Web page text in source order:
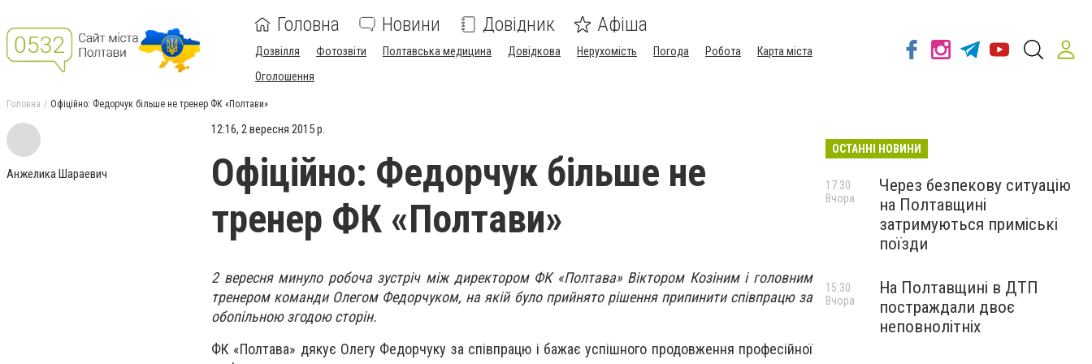
Головна Новини Довідник Афіша
Дозвілля Фотозвіти Полтавська медицина Довідкова Нерухомість Погода Робота
Карта міста
Оголошення
Головна Офіційно: Федорчук більше не тренер ФК «Полтави»
Анжелика Шараевич
12:16, 2 вересня 2015 р.
Офіційно: Федорчук більше не
тренер ФК «Полтави»
2 вересня минуло робоча зустріч між директором ФК «Полтава» Віктором Козіним і головним
тренером команди Олегом Федорчуком, на якій було прийнято рішення припинити співпрацю за
обопільною згодою сторін.
ФК «Полтава» дякує Олегу Федорчуку за співпрацю і бажає успішного продовження професійної
ОСТАННІ НОВИНИ
Через безпекову ситуацію
на Полтавщині
затримуються приміські
поїзди
17:30
Вчора
На Полтавщині в ДТП
постраждали двоє
неповнолітніх
15:30
Вчора